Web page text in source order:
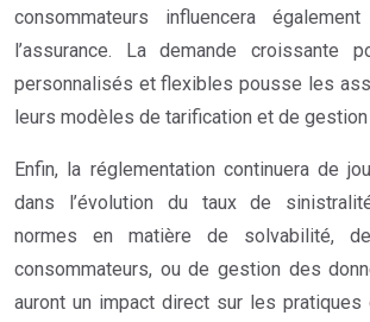
consommateurs influencera
l’assurance. La demande croissante
personnalisés et flexibles pousse les
leurs modèles de tarification et de
Enfin, la réglementation continuera de
dans l’évolution du taux de
normes en matière de solvabilité,
consommateurs, ou de gestion des
auront un impact direct sur les